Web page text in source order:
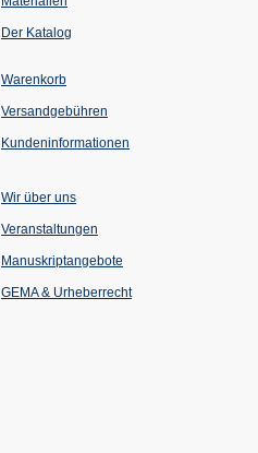
Der Katalog
Warenkorb
Versandgebühren
Kundeninformationen
Wir über uns
Veranstaltungen
einem
Tab)
Manuskriptangebote
GEMA & Urheberrecht